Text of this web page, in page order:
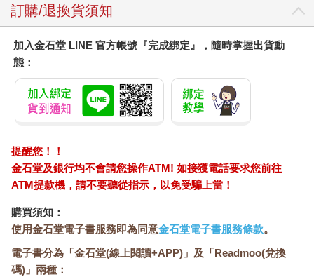
訂購/退換貨須知
加入金石堂 LINE 官方帳號『完成綁定』，隨時掌握出貨動
態：
提醒您！！
金石堂及銀行均不會請您操作ATM! 如接獲電話要求您前往
ATM提款機，請不要聽從指示，以免受騙上當！
購買須知：
使用金石堂電子書服務即為同意金石堂電子書服務條款。
電子書分為「金石堂(線上閱讀+APP)」及「Readmoo(兌換
碼)」兩種：